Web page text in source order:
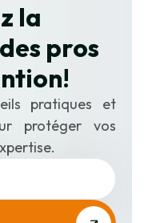
la
pros
!
pratiques et
protéger vos